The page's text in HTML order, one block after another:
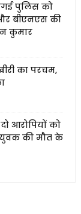
पुलिस को
बीएनएस की
कुमार
का परचम,
आरोपियों को
युवक की मौत के